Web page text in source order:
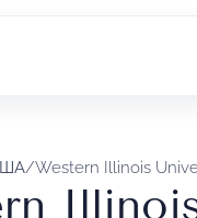
/Western Illinois